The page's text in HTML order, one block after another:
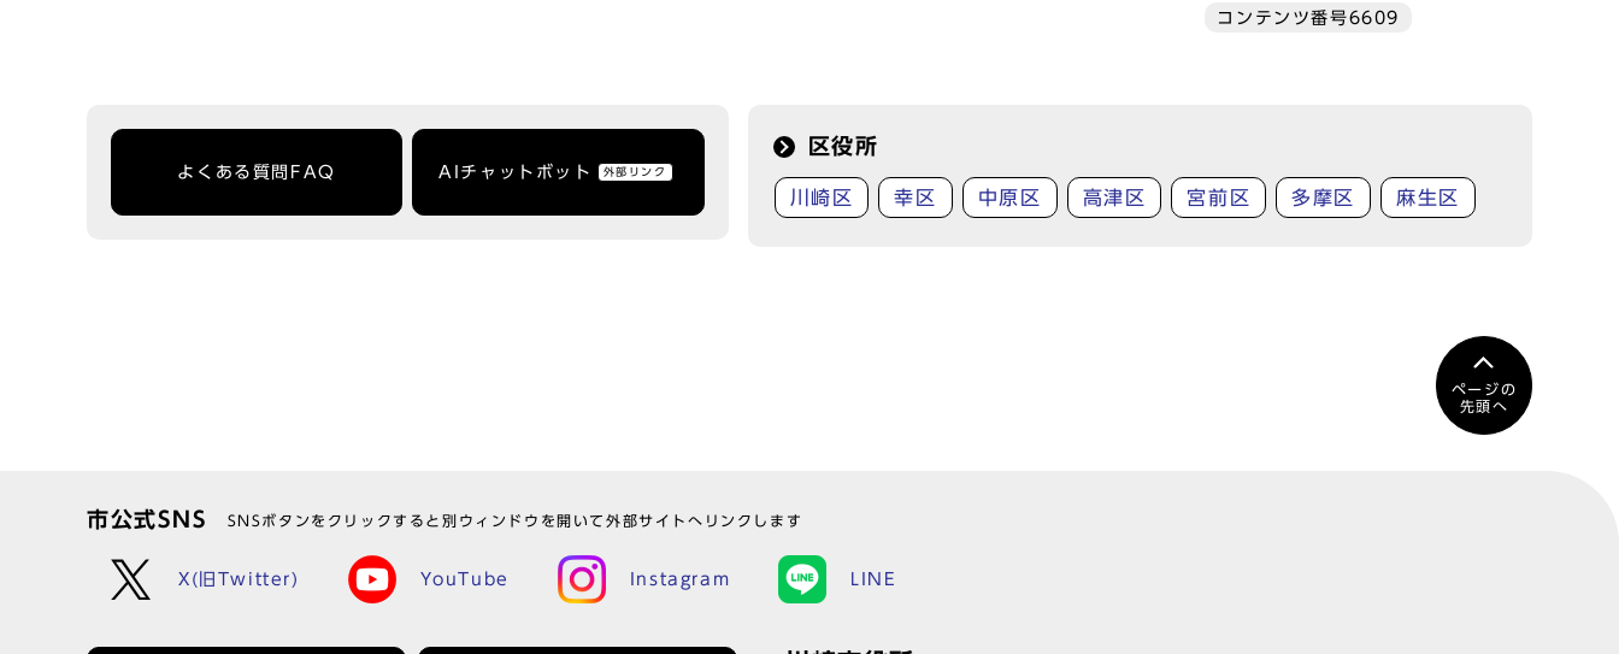
コンテンツ番号6609
よくある質問FAQ AIチャットボット 外部リンク
区役所
川崎区 幸区 中原区 高津区 宮前区 多摩区 麻生区
ページの
先頭へ
市公式SNS SNSボタンをクリックすると別ウィンドウを開いて外部サイトへリンクします
X(旧Twitter) YouTube Instagram LINE